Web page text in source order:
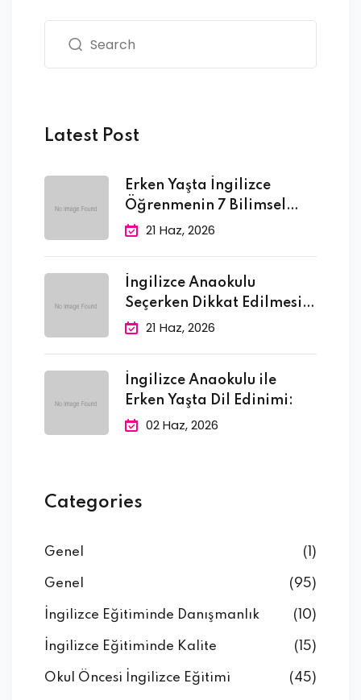
Latest Post
Erken Yaşta İngilizce
Öğrenmenin 7 Bilimsel
Faydası
21 Haz, 2026
İngilizce Anaokulu
Seçerken Dikkat Edilmesi
Gereken 10
21 Haz, 2026
İngilizce Anaokulu ile
Erken Yaşta Dil Edinimi:
02 Haz, 2026
Categories
Genel (1)
Genel (95)
İngilizce Eğitiminde Danışmanlık (10)
İngilizce Eğitiminde Kalite (15)
Okul Öncesi İngilizce Eğitimi (45)